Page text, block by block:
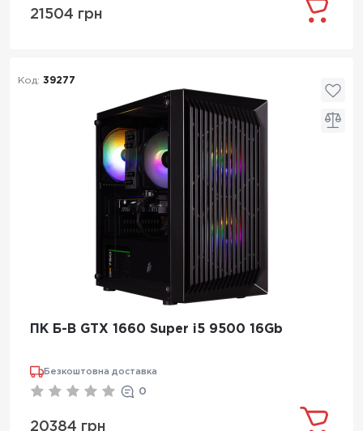
21504 грн
Код: 39277
ПК Б-В GTX 1660 Super i5 9500 16Gb
Безкоштовна доставка
0
20384 грн